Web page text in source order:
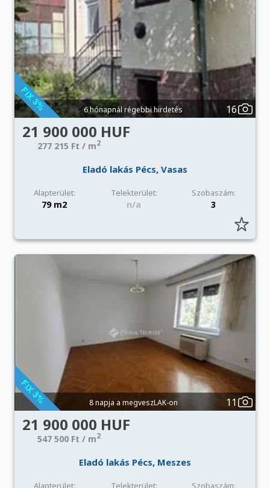
6 hónapnál régebbi hirdetés 16
21 900 000 HUF
277 215 Ft / m2
Eladó lakás Pécs, Vasas
Alapterület: Telekterület: Szobaszám:
79 m2 n/a 3
8 napja a megveszLAK-on 11
21 900 000 HUF
547 500 Ft / m2
Eladó lakás Pécs, Meszes
Alapterület: Telekterület: Szobaszám: